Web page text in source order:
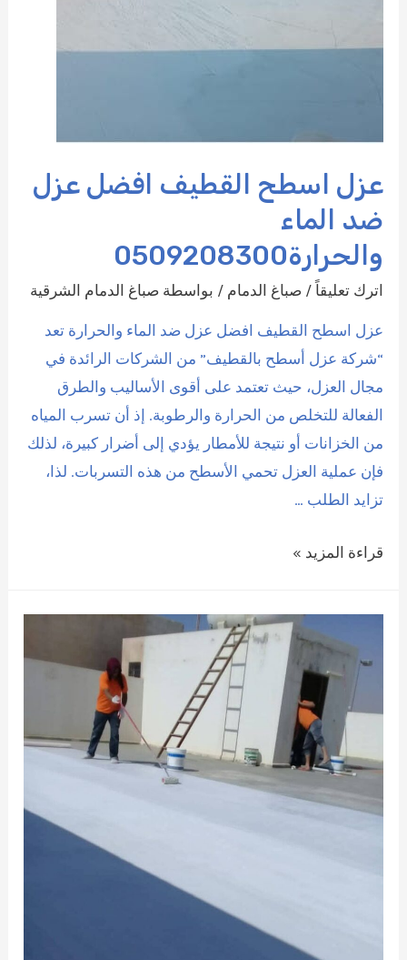
عزل اسطح القطيف افضل عزل
ضد الماء
والحرارة0509208300
اترك تعليقاً /صباغ الدمام / بواسطة صباغ الدمام الشرقية
عزل اسطح القطيف افضل عزل ضد الماء والحرارة تعد
“شركة عزل أسطح بالقطيف” من الشركات الرائدة في
مجال العزل، حيث تعتمد على أقوى الأساليب والطرق
الفعالة للتخلص من الحرارة والرطوبة. إذ أن تسرب المياه
من الخزانات أو نتيجة للأمطار يؤدي إلى أضرار كبيرة، لذلك
فإن عملية العزل تحمي الأسطح من هذه التسربات. لذا،
تزايد الطلب …
عزل
عزل
الماء
والحرارة0509208300
قراءة المزيد »